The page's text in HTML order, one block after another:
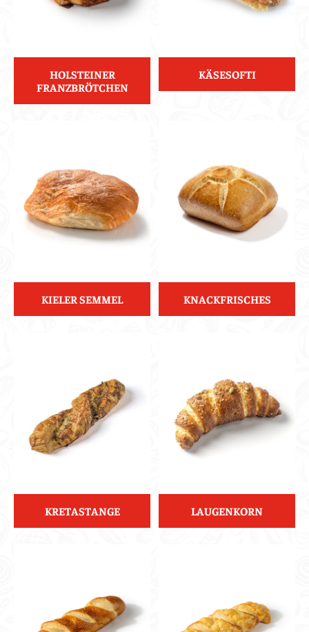
HOLSTEINER
FRANZBRÖTCHEN
KÄSESOFTI
KIELER SEMMEL KNACKFRISCHES
KRETASTANGE LAUGENKORN